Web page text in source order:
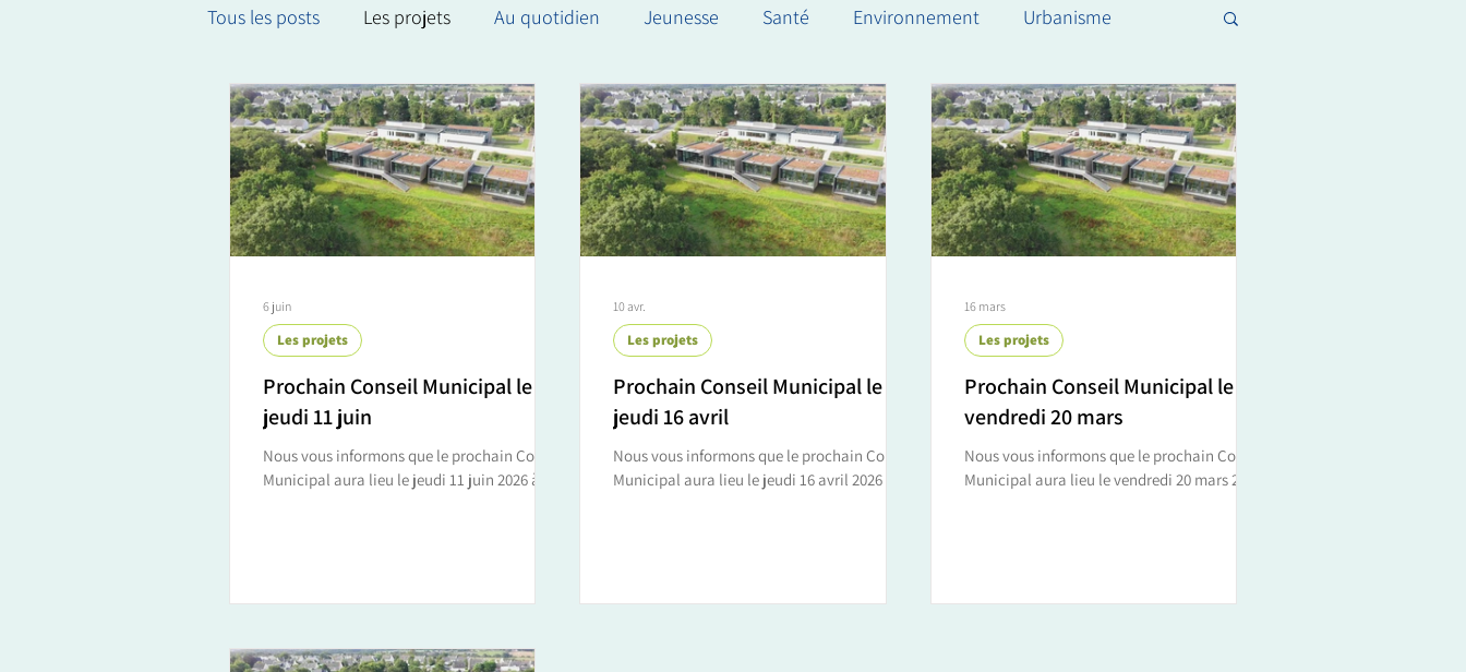
Tous les posts Les projets Au quotidien Jeunesse Santé Environnement Urbanisme
Culture et événements
Prochain Conseil Municipal le
jeudi 11 juin
Nous vous informons que le prochain Conseil
Municipal aura lieu le jeudi 11 juin 2026 à
Les projets
6 juin
Prochain Conseil Municipal le
jeudi 16 avril
Nous vous informons que le prochain Conseil
Municipal aura lieu le jeudi 16 avril 2026 à
Les projets
10 avr.
Prochain Conseil Municipal le
vendredi 20 mars
Nous vous informons que le prochain Conseil
Municipal aura lieu le vendredi 20 mars 2026
Les projets
16 mars